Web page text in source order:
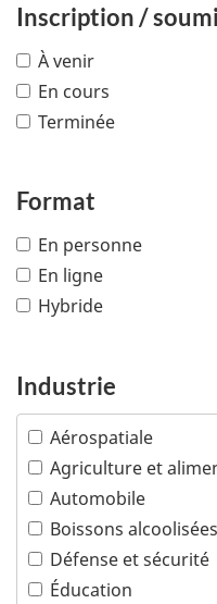
Inscription /
À venir
En cours
Terminée
Format
En personne
En ligne
Hybride
Industrie
Aérospatiale
Agriculture et
Automobile
Boissons alcoolisées
Défense et sécurité
Éducation